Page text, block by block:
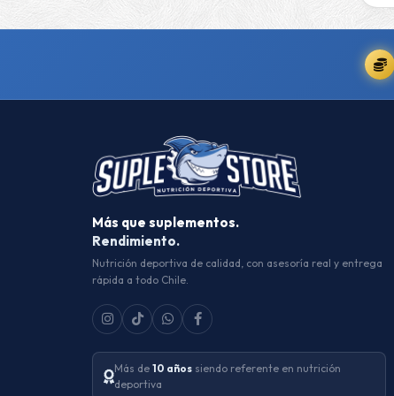
Más que suplementos.
Rendimiento.
Nutrición deportiva de calidad, con asesoría real y entrega
rápida a todo Chile.
Más de 10 años siendo referente en nutrición
deportiva